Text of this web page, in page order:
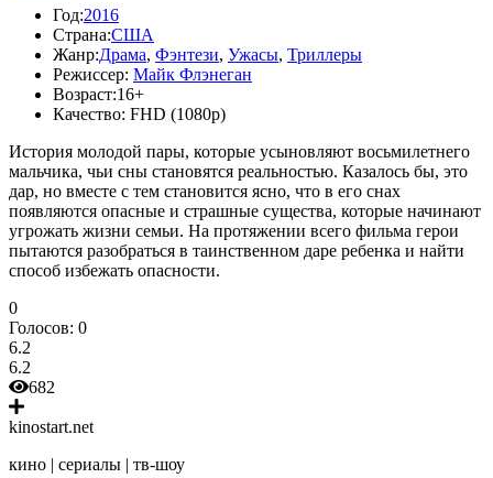
Год:2016
Страна:США
Жанр:Драма, Фэнтези, Ужасы, Триллеры
Режиссер: Майк Флэнеган
Возраст:16+
Качество: FHD (1080p)
История молодой пары, которые усыновляют восьмилетнего
мальчика, чьи сны становятся реальностью. Казалось бы, это
дар, но вместе с тем становится ясно, что в его снах
появляются опасные и страшные существа, которые начинают
угрожать жизни семьи. На протяжении всего фильма герои
пытаются разобраться в таинственном даре ребенка и найти
способ избежать опасности.
0
Голосов: 0
6.2
6.2
682
kinostart.net
кино | сериалы | тв-шоу